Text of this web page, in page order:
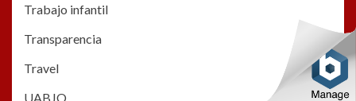
Trabajo infantil
Transparencia
Travel
UABJO